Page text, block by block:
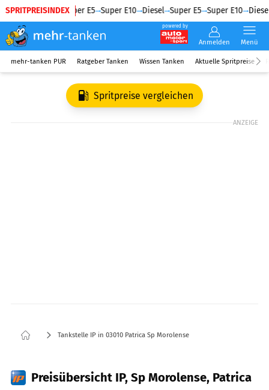
SPRITPREISINDEX
Diesel Super E5 Super E10 Diesel Super E5 Super E10 Diesel
powered by
Anmelden Menü
mehr-tanken PUR Ratgeber Tanken Wissen Tanken Aktuelle Spritpreise
Spritpreise vergleichen
ANZEIGE
Tankstelle IP in 03010 Patrica Sp Morolense
Preisübersicht IP, Sp Morolense, Patrica